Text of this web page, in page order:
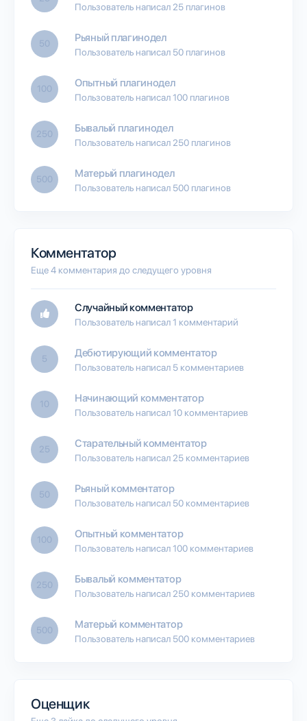
Пользователь написал 25 плагинов
50 Рьяный плагинодел
Пользователь написал 50 плагинов
100 Опытный плагинодел
Пользователь написал 100 плагинов
250 Бывалый плагинодел
Пользователь написал 250 плагинов
500 Матерый плагинодел
Пользователь написал 500 плагинов
Комментатор
Еще 4 комментария до следущего уровня
Случайный комментатор
Пользователь написал 1 комментарий
5 Дебютирующий комментатор
Пользователь написал 5 комментариев
10 Начинающий комментатор
Пользователь написал 10 комментариев
25 Старательный комментатор
Пользователь написал 25 комментариев
50 Рьяный комментатор
Пользователь написал 50 комментариев
100 Опытный комментатор
Пользователь написал 100 комментариев
250 Бывалый комментатор
Пользователь написал 250 комментариев
500 Матерый комментатор
Пользователь написал 500 комментариев
Оценщик